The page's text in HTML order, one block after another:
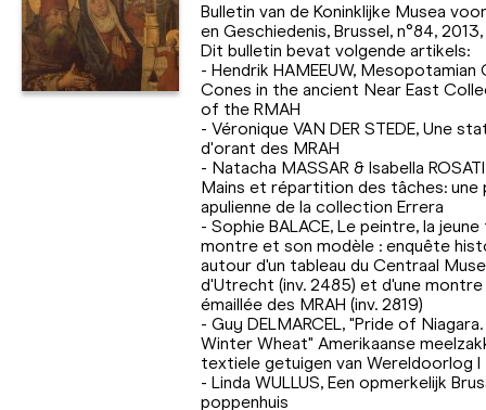
Bulletin van de Koninklijke Musea
en Geschiedenis, Brussel, n°84,
Dit bulletin bevat volgende artikels:
- Hendrik HAMEEUW, Mesopotamian
Cones in the ancient Near East
of the RMAH
- Véronique VAN DER STEDE, Une
d'orant des MRAH
- Natacha MASSAR & Isabella
Mains et répartition des tâches: une
apulienne de la collection Errera
- Sophie BALACE, Le peintre, la jeune
montre et son modèle : enquête
autour d'un tableau du Centraal
d'Utrecht (inv. 2485) et d'une montre
émaillée des MRAH (inv. 2819)
- Guy DELMARCEL, "Pride of
Winter Wheat" Amerikaanse
textiele getuigen van Wereldoorlog I
- Linda WULLUS, Een opmerkelijk
poppenhuis